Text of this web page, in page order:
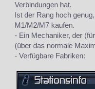
Verbindungen hat.
Ist der Rang hoch
M1/M2/M7 kaufen.
- Ein Mechaniker, der
(über das normale
- Verfügbare Fabriken: